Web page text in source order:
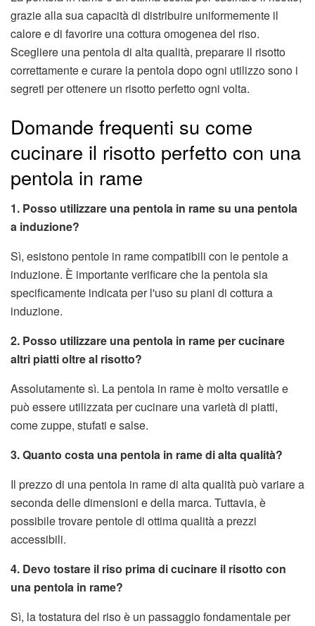
grazie alla sua capacità di distribuire uniformemente il
calore e di favorire una cottura omogenea del riso.
Scegliere una pentola di alta qualità, preparare il risotto
correttamente e curare la pentola dopo ogni utilizzo sono i
segreti per ottenere un risotto perfetto ogni volta.
Domande frequenti su come
cucinare il risotto perfetto con una
pentola in rame
1. Posso utilizzare una pentola in rame su una pentola
a induzione?
Sì, esistono pentole in rame compatibili con le pentole a
induzione. È importante verificare che la pentola sia
specificamente indicata per l'uso su piani di cottura a
induzione.
2. Posso utilizzare una pentola in rame per cucinare
altri piatti oltre al risotto?
Assolutamente sì. La pentola in rame è molto versatile e
può essere utilizzata per cucinare una varietà di piatti,
come zuppe, stufati e salse.
3. Quanto costa una pentola in rame di alta qualità?
Il prezzo di una pentola in rame di alta qualità può variare a
seconda delle dimensioni e della marca. Tuttavia, è
possibile trovare pentole di ottima qualità a prezzi
accessibili.
4. Devo tostare il riso prima di cucinare il risotto con
una pentola in rame?
Sì, la tostatura del riso è un passaggio fondamentale per